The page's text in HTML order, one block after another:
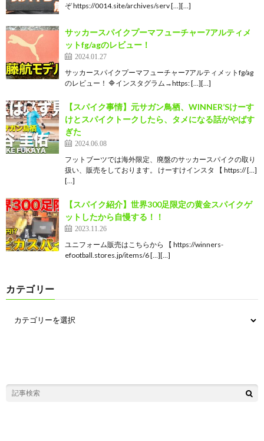
ぞ https://0014.site/archives/serv […][…]
サッカースパイクプーマフューチャー7アルティメ
ットfg/agのレビュー！
2024.01.27
サッカースパイクプーマフューチャー7アルティメットfg/ag
のレビュー！ 🔷インスタグラム→https: […][…]
【スパイク事情】元サガン鳥栖、WINNER’Sけーす
けとスパイクトークしたら、タメになる話がやばす
ぎた
2024.06.08
フットブーツでは海外限定、廃盤のサッカースパイクの取り
扱い、販売をしております。 けーすけインスタ 【 https:// […]
[…]
【スパイク紹介】世界300足限定の黄金スパイクゲ
ットしたから自慢する！！
2023.11.26
ユニフォーム販売はこちらから 【 https://winners-
efootball.stores.jp/items/6 […][…]
カテゴリー